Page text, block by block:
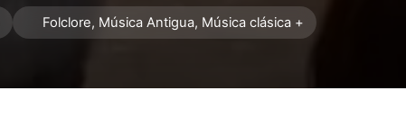
Folclore, Música Antigua, Música clásica +